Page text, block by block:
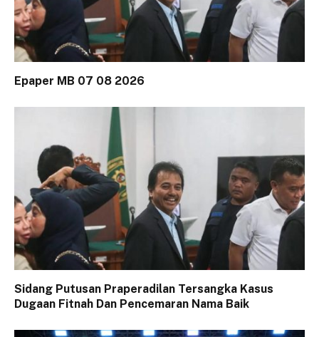
Epaper MB 07 08 2026
Sidang Putusan Praperadilan Tersangka Kasus
Dugaan Fitnah Dan Pencemaran Nama Baik